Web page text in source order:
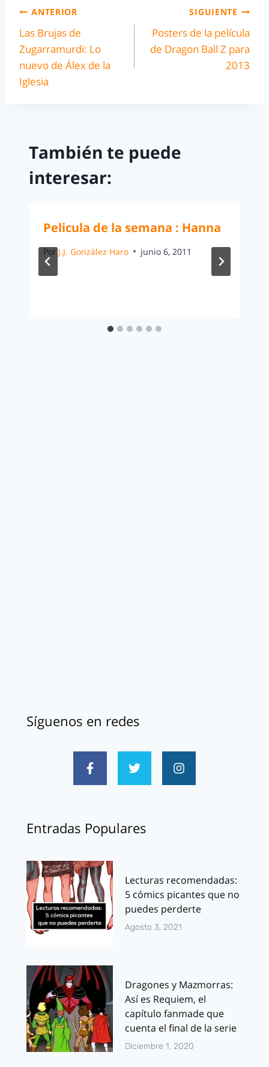
ANTERIOR
Las Brujas de
Zugarramurdi: Lo
nuevo de Álex de la
Iglesia
SIGUIENTE
Posters de la película
de Dragon Ball Z para
2013
También te puede
interesar:
Pelicula de la semana : Hanna
Por J.J. González Haro junio 6, 2011
Síguenos en redes
Entradas Populares
Lecturas recomendadas:
5 cómics picantes que no
puedes perderte
Agosto 3, 2021
Dragones y Mazmorras:
Así es Requiem, el
capítulo fanmade que
cuenta el final de la serie
Diciembre 1, 2020